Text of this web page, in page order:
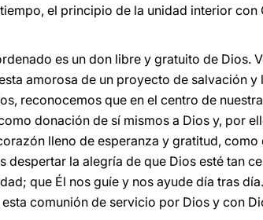
el principio de la unidad interior
es un don libre y gratuito de
amorosa de un proyecto de salvación
reconocemos que en el centro de
donación de sí mismos a Dios y, por
lleno de esperanza y gratitud, como
despertar la alegría de que Dios esté tan
que Él nos guíe y nos ayude día tras
comunión de servicio por Dios y con